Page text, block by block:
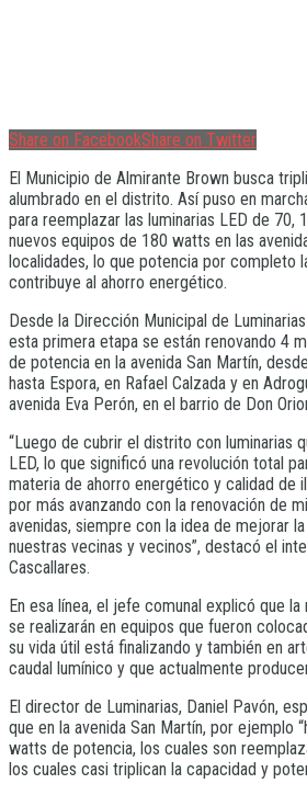
Share on FacebookShare on Twitter
El Municipio de Almirante Brown busca
alumbrado en el distrito. Así puso en
para reemplazar las luminarias LED de 70,
nuevos equipos de 180 watts en las
localidades, lo que potencia por completo
contribuye al ahorro energético.
Desde la Dirección Municipal de
esta primera etapa se están renovando 4
de potencia en la avenida San Martín,
hasta Espora, en Rafael Calzada y en
avenida Eva Perón, en el barrio de Don
“Luego de cubrir el distrito con luminarias
LED, lo que significó una revolución total
materia de ahorro energético y calidad de
por más avanzando con la renovación de
avenidas, siempre con la idea de mejorar
nuestras vecinas y vecinos”, destacó el
Cascallares.
En esa línea, el jefe comunal explicó que
se realizarán en equipos que fueron
su vida útil está finalizando y también en
caudal lumínico y que actualmente
El director de Luminarias, Daniel Pavón,
que en la avenida San Martín, por ejemplo
watts de potencia, los cuales son
los cuales casi triplican la capacidad y